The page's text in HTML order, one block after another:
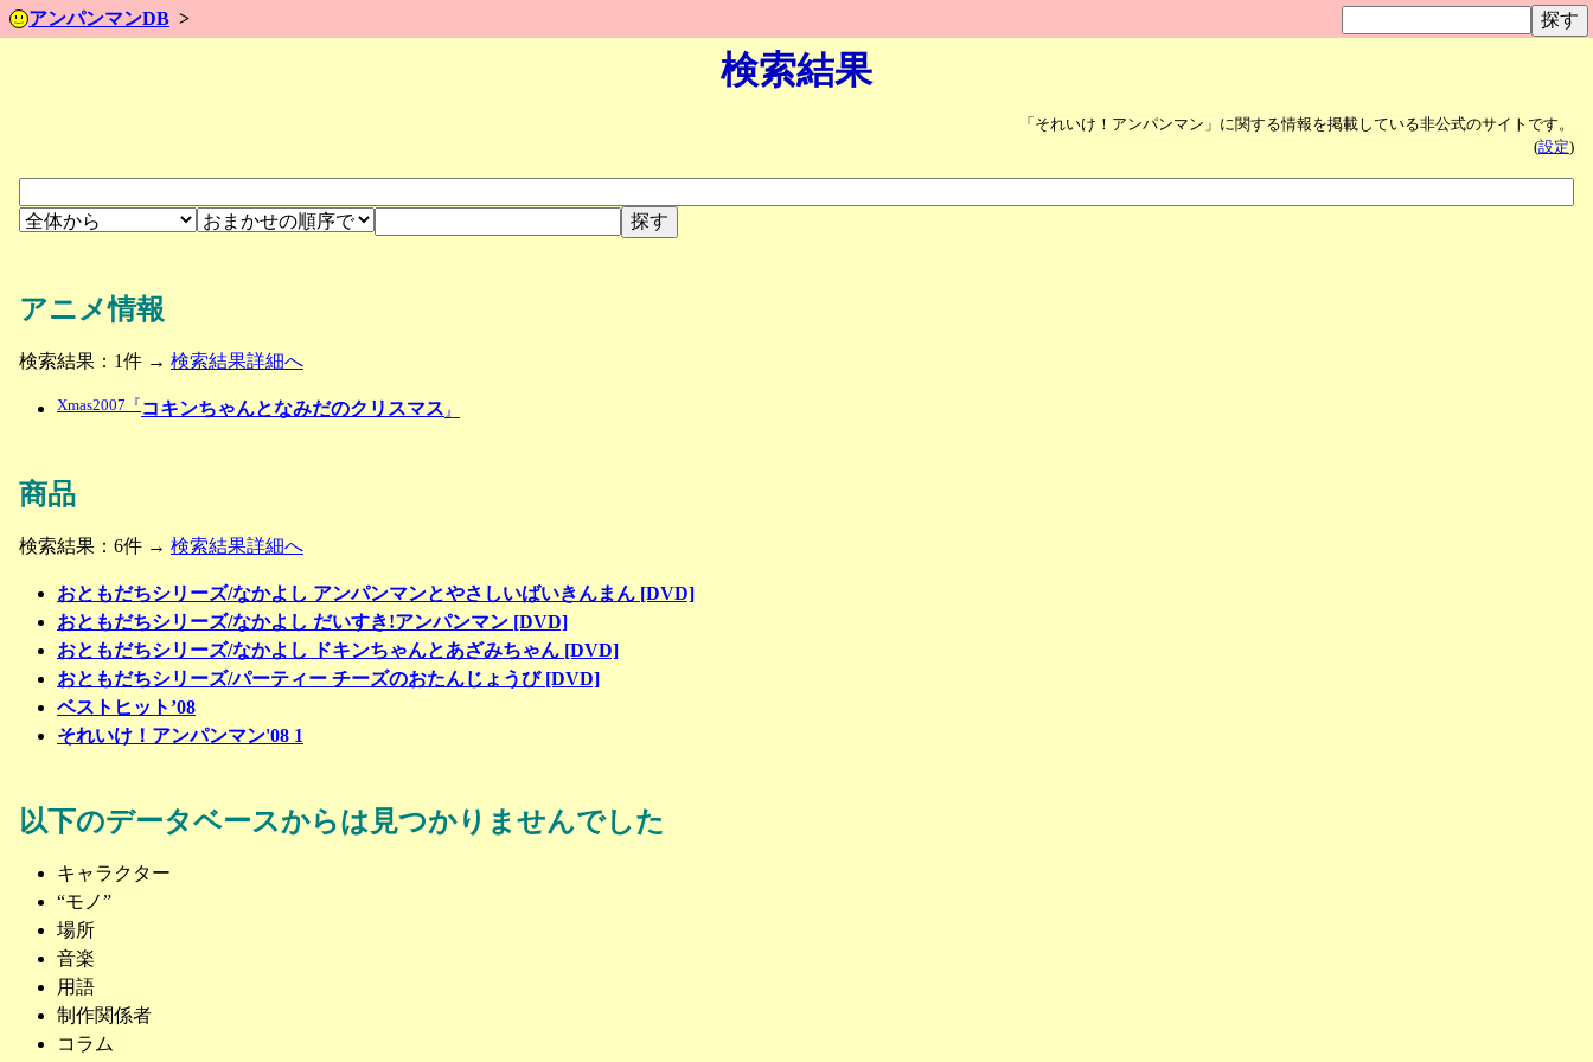
アンパンマンDB
検索結果
「それいけ！アンパンマン」に関する情報を掲載している非公式のサイトです。
(設定)
アニメ情報
検索結果：1件 → 検索結果詳細へ
Xmas2007『 コキンちゃんとなみだのクリスマス』
商品
検索結果：6件 → 検索結果詳細へ
おともだちシリーズ/なかよし アンパンマンとやさしいばいきんまん [DVD]
おともだちシリーズ/なかよし だいすき!アンパンマン [DVD]
おともだちシリーズ/なかよし ドキンちゃんとあざみちゃん [DVD]
おともだちシリーズ/パーティー チーズのおたんじょうび [DVD]
ベストヒット’08
それいけ！アンパンマン'08 1
以下のデータベースからは見つかりませんでした
キャラクター
“モノ”
場所
音楽
用語
制作関係者
コラム